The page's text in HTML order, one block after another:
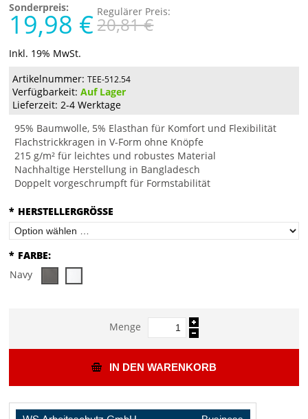
Sonderpreis:
19,98 € Regulärer Preis:
20,81 €
Inkl. 19% MwSt.
Artikelnummer: TEE-512.54
Verfügbarkeit:Auf Lager
Lieferzeit: 2-4 Werktage
95% Baumwolle, 5% Elasthan für Komfort und Flexibilität
Flachstrickkragen in V-Form ohne Knöpfe
215 g/m² für leichtes und robustes Material
Nachhaltige Herstellung in Bangladesch
Doppelt vorgeschrumpft für Formstabilität
* HERSTELLERGRÖSSE
* FARBE:
Navy
Menge
IN DEN WARENKORB